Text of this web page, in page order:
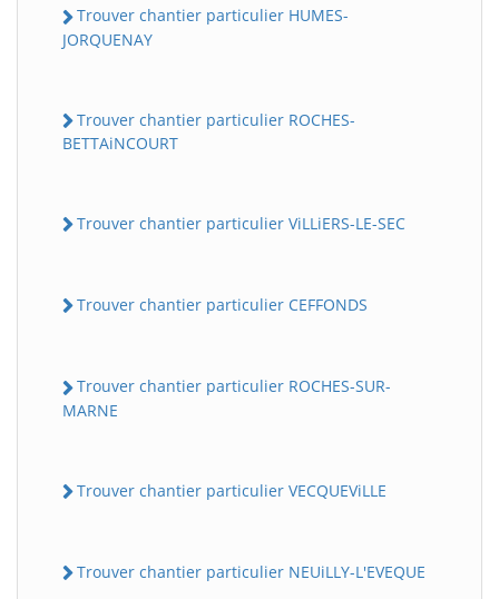
Trouver chantier particulier HUMES-
JORQUENAY
Trouver chantier particulier ROCHES-
BETTAiNCOURT
Trouver chantier particulier ViLLiERS-LE-SEC
Trouver chantier particulier CEFFONDS
Trouver chantier particulier ROCHES-SUR-
MARNE
Trouver chantier particulier VECQUEViLLE
Trouver chantier particulier NEUiLLY-L'EVEQUE